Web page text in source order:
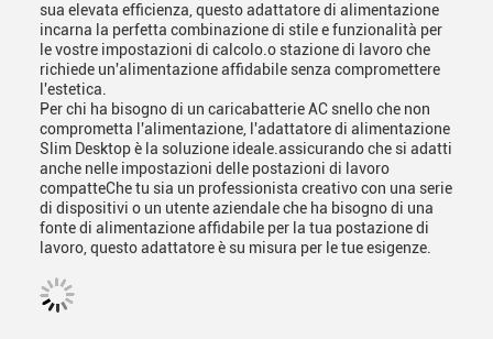
sua elevata efficienza, questo adattatore di alimentazione
incarna la perfetta combinazione di stile e funzionalità per
le vostre impostazioni di calcolo.o stazione di lavoro che
richiede un'alimentazione affidabile senza compromettere
l'estetica.
Per chi ha bisogno di un caricabatterie AC snello che non
comprometta l'alimentazione, l'adattatore di alimentazione
Slim Desktop è la soluzione ideale.assicurando che si adatti
anche nelle impostazioni delle postazioni di lavoro
compatteChe tu sia un professionista creativo con una serie
di dispositivi o un utente aziendale che ha bisogno di una
fonte di alimentazione affidabile per la tua postazione di
lavoro, questo adattatore è su misura per le tue esigenze.